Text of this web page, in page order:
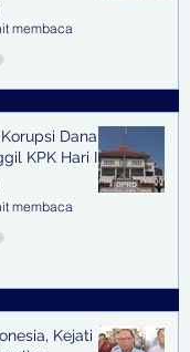
membaca
Dana
KPK Hari Ini
membaca
Kejati